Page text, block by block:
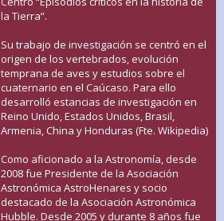
la Tierra”.
Su trabajo de investigación se centró en el
origen de los vertebrados, evolución
temprana de aves y estudios sobre el
cuaternario en el Caúcaso. Para ello
desarrolló estancias de investigación en
Reino Unido, Estados Unidos, Brasil,
Armenia, China y Honduras (Fte. Wikipedia)
Como aficionado a la Astronomía, desde
2008 fue Presidente de la Asociación
Astronómica AstroHenares y socio
destacado de la Asociación Astronómica
Hubble. Desde 2005 y durante 8 años fue